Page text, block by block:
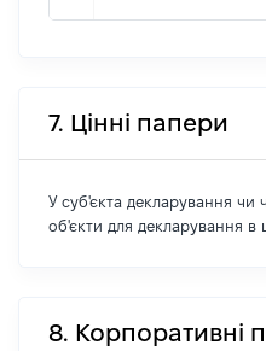
7. Цінні папери
У суб'єкта декларування чи
об'єкти для декларування в
8. Корпоративні